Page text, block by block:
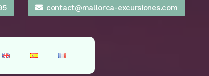
contact@mallorca-excursiones.com